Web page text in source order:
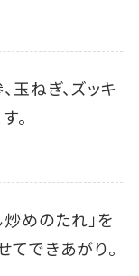
玉ねぎ、ズッキ
。
めのたれ」を
できあがり。